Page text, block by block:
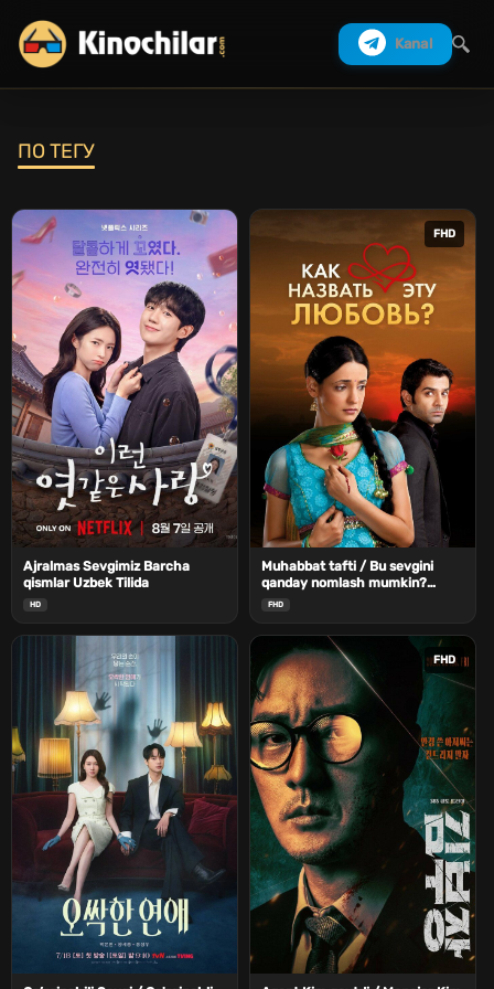
Kanal
ПО ТЕГУ
Ajralmas Sevgimiz Barcha
qismlar Uzbek Tilida
HD
FHD
Muhabbat tafti / Bu sevgini
qanday nomlash mumkin?
Barcha qismlar Uzbek Tilida
FHD
FHD